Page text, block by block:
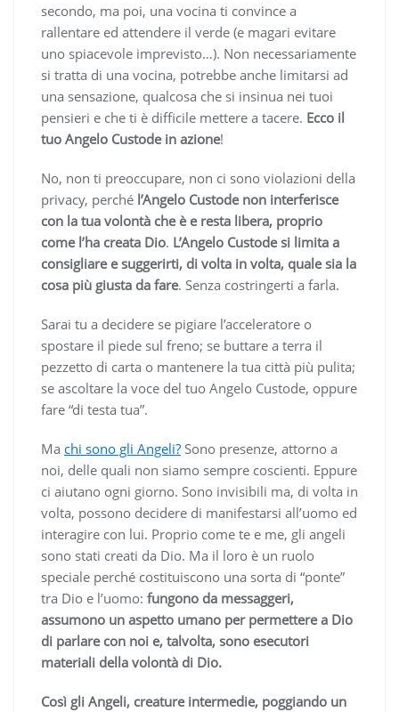
secondo, ma poi, una vocina ti convince a
rallentare ed attendere il verde (e magari evitare
uno spiacevole imprevisto…). Non necessariamente
si tratta di una vocina, potrebbe anche limitarsi ad
una sensazione, qualcosa che si insinua nei tuoi
pensieri e che ti è difficile mettere a tacere. Ecco il
tuo Angelo Custode in azione!
No, non ti preoccupare, non ci sono violazioni della
privacy, perché l’Angelo Custode non interferisce
con la tua volontà che è e resta libera, proprio
come l’ha creata Dio. L’Angelo Custode si limita a
consigliare e suggerirti, di volta in volta, quale sia la
cosa più giusta da fare. Senza costringerti a farla.
Sarai tu a decidere se pigiare l’acceleratore o
spostare il piede sul freno; se buttare a terra il
pezzetto di carta o mantenere la tua città più pulita;
se ascoltare la voce del tuo Angelo Custode, oppure
fare “di testa tua”.
Ma chi sono gli Angeli? Sono presenze, attorno a
noi, delle quali non siamo sempre coscienti. Eppure
ci aiutano ogni giorno. Sono invisibili ma, di volta in
volta, possono decidere di manifestarsi all’uomo ed
interagire con lui. Proprio come te e me, gli angeli
sono stati creati da Dio. Ma il loro è un ruolo
speciale perché costituiscono una sorta di “ponte”
tra Dio e l’uomo: fungono da messaggeri,
assumono un aspetto umano per permettere a Dio
di parlare con noi e, talvolta, sono esecutori
materiali della volontà di Dio.
Così gli Angeli, creature intermedie, poggiando un